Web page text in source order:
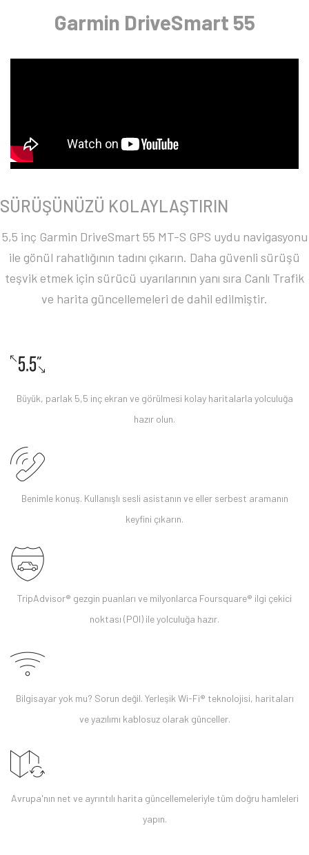
Garmin DriveSmart 55
SÜRÜŞÜNÜZÜ KOLAYLAŞTIRIN
5,5 inç Garmin DriveSmart 55 MT-S GPS uydu navigasyonu
ile gönül rahatlığının tadını çıkarın. Daha güvenli sürüşü
teşvik etmek için sürücü uyarılarının yanı sıra Canlı Trafik
ve harita güncellemeleri de dahil edilmiştir.
Büyük, parlak 5,5 inç ekran ve görülmesi kolay haritalarla yolculuğa
hazır olun.
Benimle konuş. Kullanışlı sesli asistanın ve eller serbest aramanın
keyfini çıkarın.
TripAdvisor® gezgin puanları ve milyonlarca Foursquare® ilgi çekici
noktası (POI) ile yolculuğa hazır.
Bilgisayar yok mu? Sorun değil. Yerleşik Wi-Fi® teknolojisi, haritaları
ve yazılımı kablosuz olarak günceller.
Avrupa'nın net ve ayrıntılı harita güncellemeleriyle tüm doğru hamleleri
yapın.